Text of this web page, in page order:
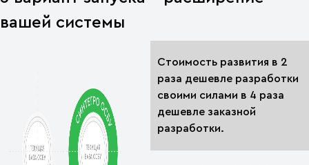
вашей системы
Стоимость развития в 2
раза дешевле разработки
своими силами в 4 раза
дешевле заказной
разработки.